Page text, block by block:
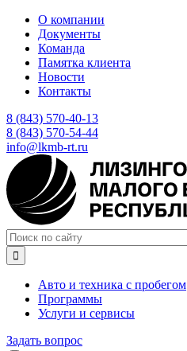
Перейти
основному
содержанию
О компании
Документы
Команда
Памятка клиента
Новости
Контакты
8 (843) 570-40-13
8 (843) 570-54-44
info@lkmb-rt.ru

Авто и техника с пробегом
Программы
Услуги и сервисы
Задать вопрос